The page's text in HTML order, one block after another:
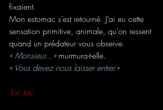
fixaient.
Mon estomac s’est retourné. J’ai eu cette
sensation primitive, animale, qu’on ressent
quand un prédateur vous observe.
« Monsieur…» murmura-t-elle.
« Vous devez nous laisser entrer.»
Toc toc.